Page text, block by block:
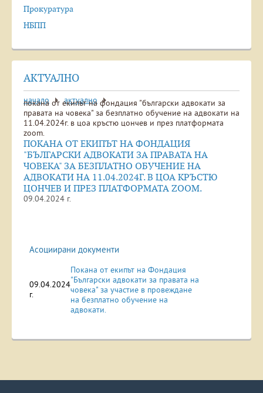
Прокуратура
НБПП
АКТУАЛНО
начало актуално
покана от екипът на фондация "български адвокати за
правата на човека" за безплатно обучение на адвокати на
11.04.2024г. в цоа кръстю цончев и през платформата
zoom.
ПОКАНА ОТ ЕКИПЪТ НА ФОНДАЦИЯ
"БЪЛГАРСКИ АДВОКАТИ ЗА ПРАВАТА НА
ЧОВЕКА" ЗА БЕЗПЛАТНО ОБУЧЕНИЕ НА
АДВОКАТИ НА 11.04.2024Г. В ЦОА КРЪСТЮ
ЦОНЧЕВ И ПРЕЗ ПЛАТФОРМАТА ZOOM.
09.04.2024 г.
Асоциирани документи
09.04.2024
г.
Покана от екипът на Фондация
"Български адвокати за правата на
човека" за участие в провеждане
на безплатно обучение на
адвокати.